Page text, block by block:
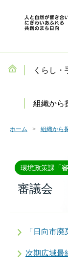
くらし・
組織から
ホーム 組織から
環境政策課「審
審議会
「日向市
次期広域最